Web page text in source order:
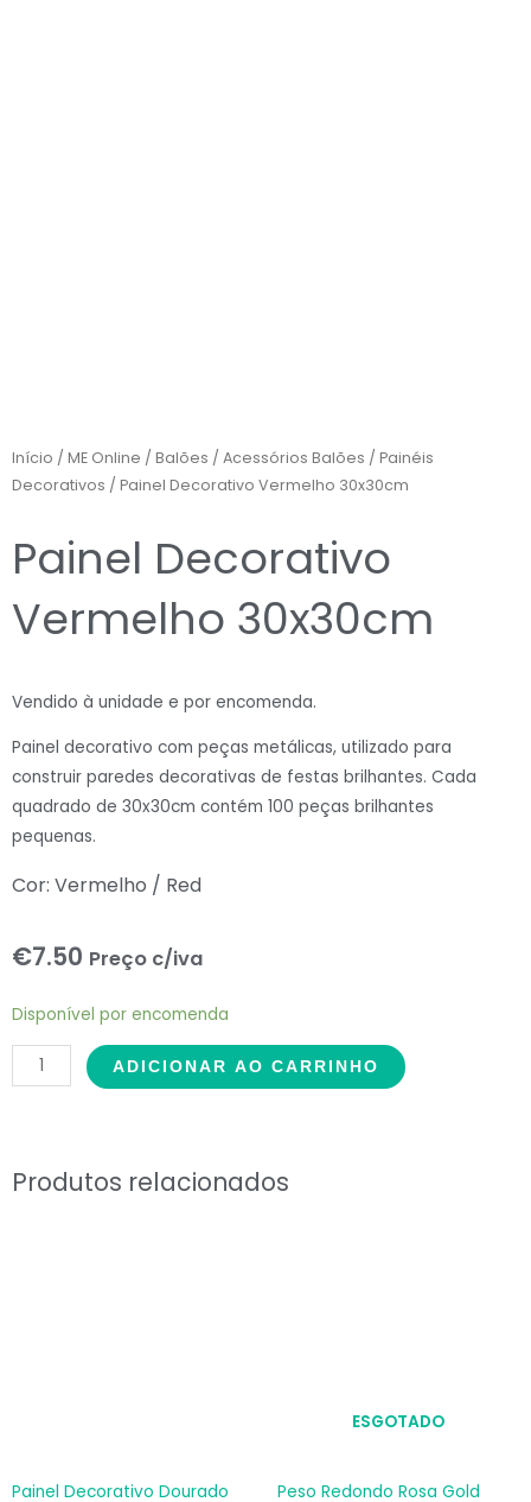
Início / ME Online / Balões / Acessórios Balões / Painéis
Decorativos / Painel Decorativo Vermelho 30x30cm
Painel Decorativo
Vermelho 30x30cm
Vendido à unidade e por encomenda.
Painel decorativo com peças metálicas, utilizado para
construir paredes decorativas de festas brilhantes. Cada
quadrado de 30x30cm contém 100 peças brilhantes
pequenas.
Cor: Vermelho / Red
€7.50 Preço c/iva
Disponível por encomenda
Painel
Decorativo
Vermelho
ADICIONAR AO CARRINHO
Produtos relacionados
Painel Decorativo Dourado
ESGOTADO
Peso Redondo Rosa Gold